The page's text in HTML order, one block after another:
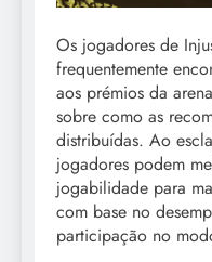
Os jogadores de
frequentemente
aos prémios da
sobre como as
distribuídas. Ao
jogadores podem
jogabilidade para
com base no
participação no